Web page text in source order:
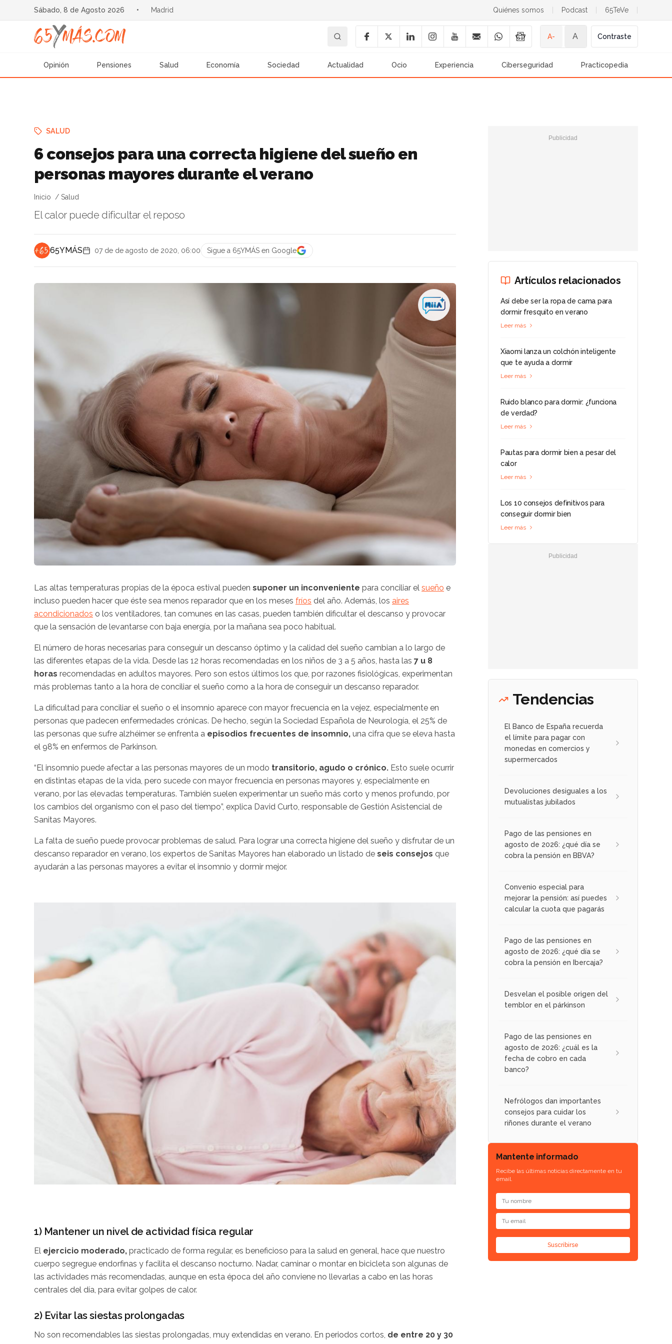
Sábado, 8 de Agosto 2026 • Madrid Quiénes somos Podcast 65TeVe
A- A Contraste
Opinión Pensiones Salud Economía Sociedad Actualidad Ocio Experiencia Ciberseguridad Practicopedia
SALUD
6 consejos para una correcta higiene del sueño en
personas mayores durante el verano
Inicio Salud
El calor puede dificultar el reposo
65YMÁS 07 de de agosto de 2020, 06:00 Sigue a 65YMÁS en Google
Las altas temperaturas propias de la época estival pueden suponer un inconveniente para conciliar el sueño e
incluso pueden hacer que éste sea menos reparador que en los meses fríos del año. Además, los aires
acondicionados o los ventiladores, tan comunes en las casas, pueden también dificultar el descanso y provocar
que la sensación de levantarse con baja energía, por la mañana sea poco habitual.
El número de horas necesarias para conseguir un descanso óptimo y la calidad del sueño cambian a lo largo de
las diferentes etapas de la vida. Desde las 12 horas recomendadas en los niños de 3 a 5 años, hasta las 7 u 8
horas recomendadas en adultos mayores. Pero son estos últimos los que, por razones fisiológicas, experimentan
más problemas tanto a la hora de conciliar el sueño como a la hora de conseguir un descanso reparador.
La dificultad para conciliar el sueño o el insomnio aparece con mayor frecuencia en la vejez, especialmente en
personas que padecen enfermedades crónicas. De hecho, según la Sociedad Española de Neurología, el 25% de
las personas que sufre alzhéimer se enfrenta a episodios frecuentes de insomnio, una cifra que se eleva hasta
el 98% en enfermos de Parkinson.
“El insomnio puede afectar a las personas mayores de un modo transitorio, agudo o crónico. Esto suele ocurrir
en distintas etapas de la vida, pero sucede con mayor frecuencia en personas mayores y, especialmente en
verano, por las elevadas temperaturas. También suelen experimentar un sueño más corto y menos profundo, por
los cambios del organismo con el paso del tiempo”, explica David Curto, responsable de Gestión Asistencial de
Sanitas Mayores.
La falta de sueño puede provocar problemas de salud. Para lograr una correcta higiene del sueño y disfrutar de un
descanso reparador en verano, los expertos de Sanitas Mayores han elaborado un listado de seis consejos que
ayudarán a las personas mayores a evitar el insomnio y dormir mejor.
1) Mantener un nivel de actividad física regular
El ejercicio moderado, practicado de forma regular, es beneficioso para la salud en general, hace que nuestro
cuerpo segregue endorfinas y facilita el descanso nocturno. Nadar, caminar o montar en bicicleta son algunas de
las actividades más recomendadas, aunque en esta época del año conviene no llevarlas a cabo en las horas
centrales del día, para evitar golpes de calor.
2) Evitar las siestas prolongadas
No son recomendables las siestas prolongadas, muy extendidas en verano. En periodos cortos, de entre 20 y 30
Artículos relacionados
Así debe ser la ropa de cama para
dormir fresquito en verano
Leer más
Xiaomi lanza un colchón inteligente
que te ayuda a dormir
Leer más
Ruido blanco para dormir: ¿funciona
de verdad?
Leer más
Pautas para dormir bien a pesar del
calor
Leer más
Los 10 consejos definitivos para
conseguir dormir bien
Leer más
Tendencias
El Banco de España recuerda
el límite para pagar con
monedas en comercios y
supermercados
Devoluciones desiguales a los
mutualistas jubilados
Pago de las pensiones en
agosto de 2026: ¿qué día se
cobra la pensión en BBVA?
Convenio especial para
mejorar la pensión: así puedes
calcular la cuota que pagarás
Pago de las pensiones en
agosto de 2026: ¿qué día se
cobra la pensión en Ibercaja?
Desvelan el posible origen del
temblor en el párkinson
Pago de las pensiones en
agosto de 2026: ¿cuál es la
fecha de cobro en cada
banco?
Nefrólogos dan importantes
consejos para cuidar los
riñones durante el verano
Mantente informado
Recibe las últimas noticias directamente en tu
email.
Suscribirse